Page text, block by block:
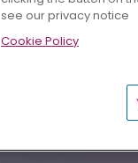
see our privacy notice
Cookie Policy